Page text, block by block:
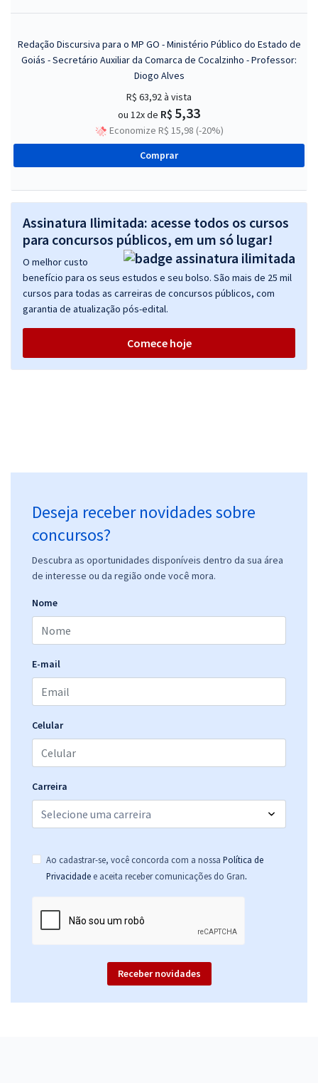
Redação Discursiva para o MP GO - Ministério Público do Estado de
Goiás - Secretário Auxiliar da Comarca de Cocalzinho - Professor:
Diogo Alves
R$ 63,92à vista
ou 12x de R$ 5,33
Economize R$ 15,98 (-20%)
Comprar
Assinatura Ilimitada: acesse todos os cursos
para concursos públicos, em um só lugar!
O melhor custo
benefício para os seus estudos e seu bolso. São mais de 25 mil
cursos para todas as carreiras de concursos públicos, com
garantia de atualização pós-edital.
Comece hoje
Deseja receber novidades sobre
concursos?
Descubra as oportunidades disponíveis dentro da sua área
de interesse ou da região onde você mora.
Nome
E-mail
Celular
Carreira
Ao cadastrar-se, você concorda com a nossa Política de
Privacidade e aceita receber comunicações do Gran.
Receber novidades